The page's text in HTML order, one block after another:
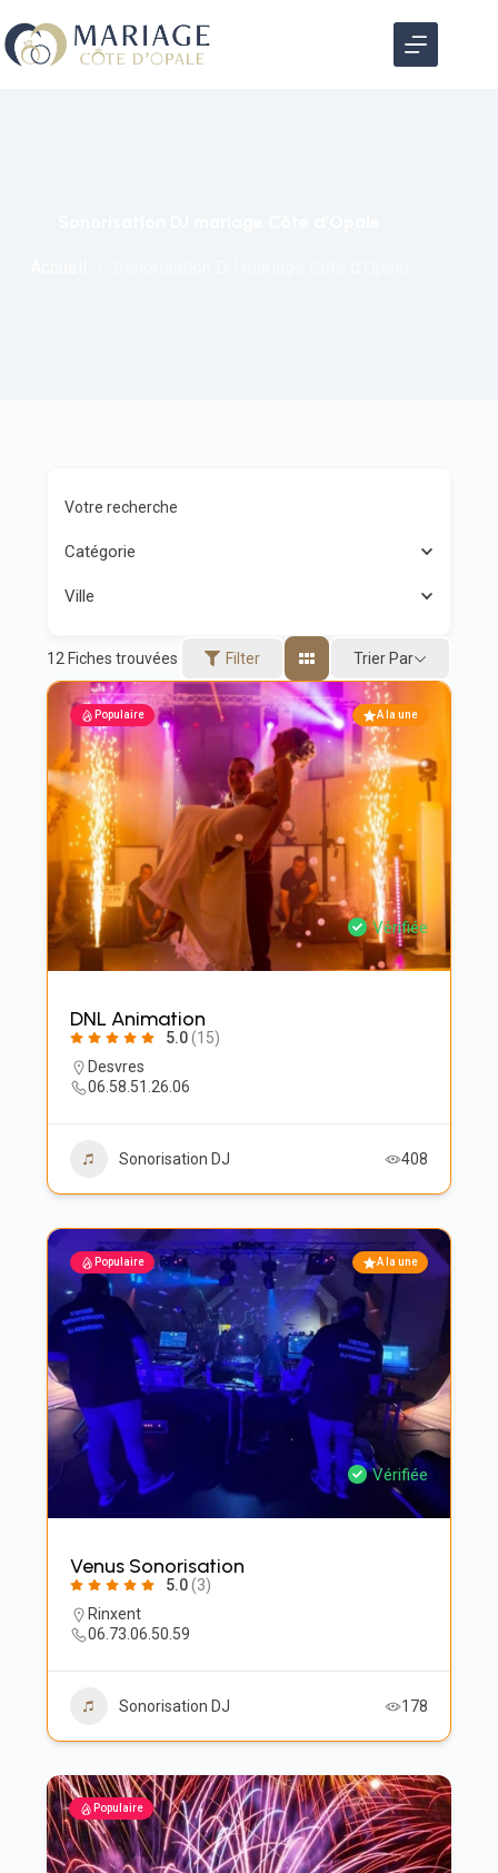
Votre recherche
Catégorie
Ville
12 Fiches trouvées Filter Trier Par
Populaire A la une
Vérifiée
DNL Animation
5.0(15)
Desvres
06.58.51.26.06
Sonorisation DJ 408
Populaire A la une
Vérifiée
Venus Sonorisation
5.0(3)
Rinxent
06.73.06.50.59
Sonorisation DJ 178
Populaire